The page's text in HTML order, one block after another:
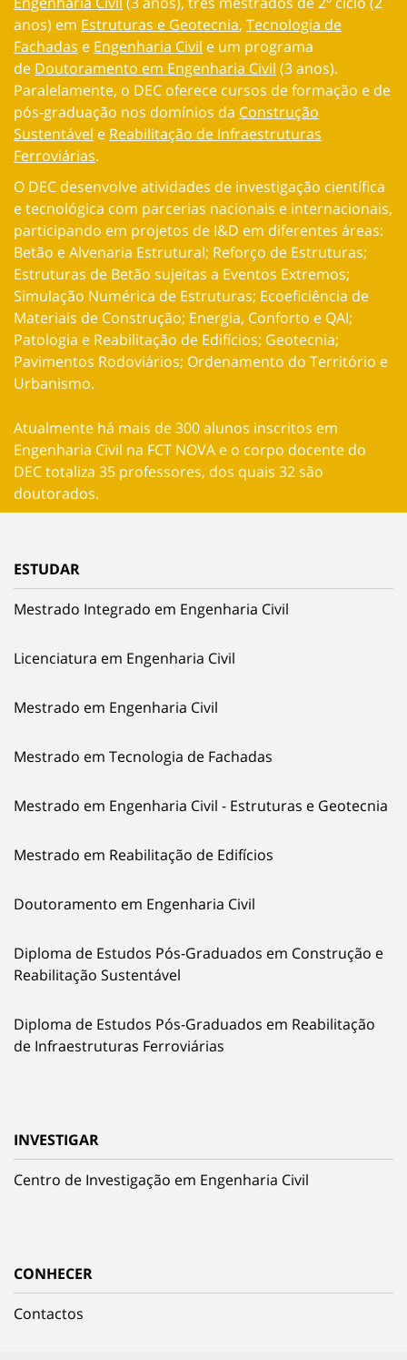
anos) em Estruturas e Geotecnia, Tecnologia de
Fachadas e Engenharia Civil e um programa
de Doutoramento em Engenharia Civil (3 anos).
Paralelamente, o DEC oferece cursos de formação e de
pós-graduação nos domínios da Construção
Sustentável e Reabilitação de Infraestruturas
Ferroviárias.
O DEC desenvolve atividades de investigação científica
e tecnológica com parcerias nacionais e internacionais,
participando em projetos de I&D em diferentes áreas:
Betão e Alvenaria Estrutural; Reforço de Estruturas;
Estruturas de Betão sujeitas a Eventos Extremos;
Simulação Numérica de Estruturas; Ecoeficiência de
Materiais de Construção; Energia, Conforto e QAI;
Patologia e Reabilitação de Edifícios; Geotecnia;
Pavimentos Rodoviários; Ordenamento do Território e
Urbanismo.
Atualmente há mais de 300 alunos inscritos em
Engenharia Civil na FCT NOVA e o corpo docente do
DEC totaliza 35 professores, dos quais 32 são
doutorados.
ESTUDAR
Mestrado Integrado em Engenharia Civil
Licenciatura em Engenharia Civil
Mestrado em Engenharia Civil
Mestrado em Tecnologia de Fachadas
Mestrado em Engenharia Civil - Estruturas e Geotecnia
Mestrado em Reabilitação de Edifícios
Doutoramento em Engenharia Civil
Diploma de Estudos Pós-Graduados em Construção e
Reabilitação Sustentável
Diploma de Estudos Pós-Graduados em Reabilitação
de Infraestruturas Ferroviárias
INVESTIGAR
Centro de Investigação em Engenharia Civil
CONHECER
Contactos